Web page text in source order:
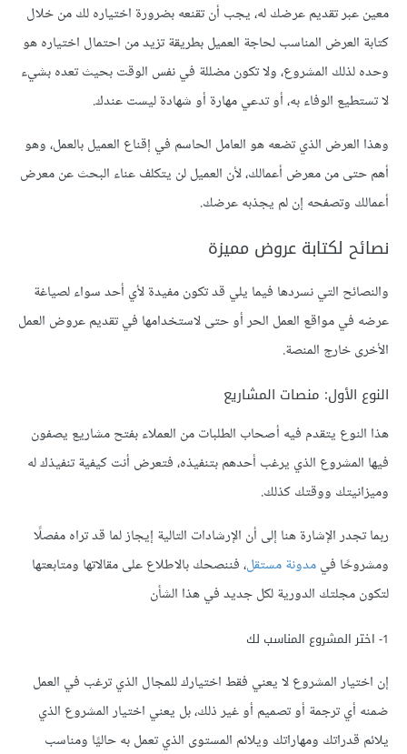
معين عبر تقديم عرضك له، يجب أن تقنعه بضرورة اختياره لك من خلال
كتابة العرض المناسب لحاجة العميل بطريقة تزيد من احتمال اختياره هو
وحده لذلك المشروع، ولا تكون مضللة في نفس الوقت بحيث تعده بشيء
لا تستطيع الوفاء به، أو تدعي مهارة أو شهادة ليست عندك.
وهذا العرض الذي تضعه هو العامل الحاسم في إقناع العميل بالعمل، وهو
أهم حتى من معرض أعمالك، لأن العميل لن يتكلف عناء البحث عن معرض
أعمالك وتصفحه إن لم يجذبه عرضك.
نصائح لكتابة عروض مميزة
والنصائح التي نسردها فيما يلي قد تكون مفيدة لأي أحد سواء لصياغة
عرضه في مواقع العمل الحر أو حتى لاستخدامها في تقديم عروض العمل
الأخرى خارج المنصة.
النوع الأول: منصات المشاريع
هذا النوع يتقدم فيه أصحاب الطلبات من العملاء بفتح مشاريع يصفون
فيها المشروع الذي يرغب أحدهم بتنفيذه، فتعرض أنت كيفية تنفيذك له
وميزانيتك ووقتك كذلك.
ربما تجدر الإشارة هنا إلى أن الإرشادات التالية إيجاز لما قد تراه مفصلًا
ومشروحًا فيمدونة مستقل، فننصحك بالاطلاع على مقالاتها ومتابعتها
لتكون مجلتك الدورية لكل جديد في هذا الشأن
1- اختر المشروع المناسب لك
إن اختيار المشروع لا يعني فقط اختيارك للمجال الذي ترغب في العمل
ضمنه أي ترجمة أو تصميم أو غير ذلك، بل يعني اختيار المشروع الذي
يلائم قدراتك ومهاراتك ويلائم المستوى الذي تعمل به حاليًا ومناسب